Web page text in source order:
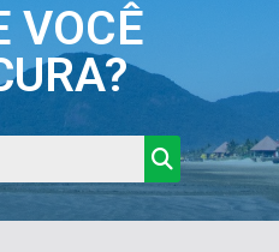
VOCÊ